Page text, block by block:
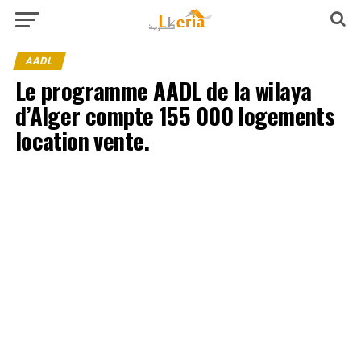
AADL
Le programme AADL de la wilaya
d’Alger compte 155 000 logements
location vente.